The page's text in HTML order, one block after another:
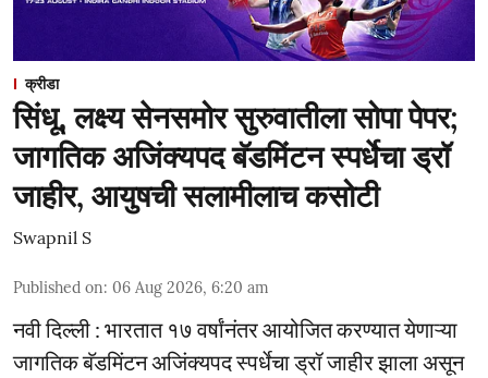
क्रीडा
सिंधू, लक्ष्य सेनसमोर सुरुवातीला सोपा पेपर;
जागतिक अजिंक्यपद बॅडमिंटन स्पर्धेचा ड्रॉ
जाहीर, आयुषची सलामीलाच कसोटी
Swapnil S
Published on: 06 Aug 2026, 6:20 am
नवी दिल्ली : भारतात १७ वर्षांनंतर आयोजित करण्यात येणाऱ्या
जागतिक बॅडमिंटन अजिंक्यपद स्पर्धेचा ड्रॉ जाहीर झाला असून